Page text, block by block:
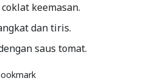
keemasan.
dan tiris.
saus tomat.